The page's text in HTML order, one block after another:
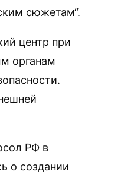
сюжетам“.
центр при
органам
РФ в
о создании